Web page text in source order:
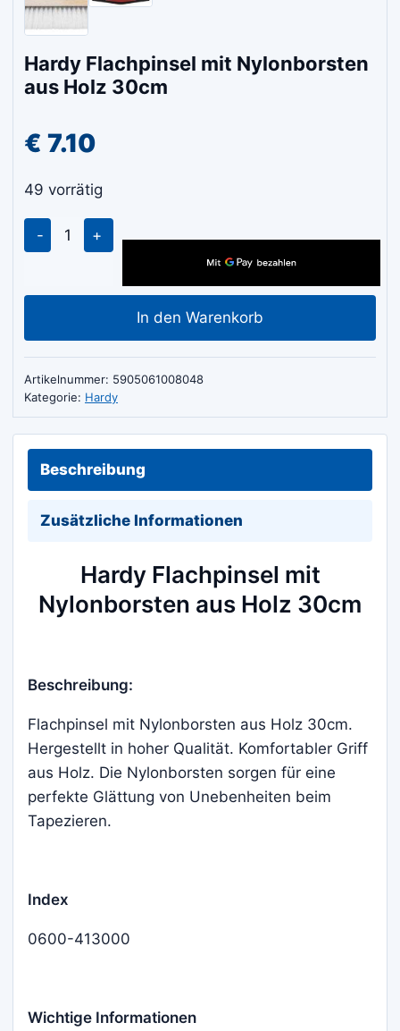
Hardy Flachpinsel mit Nylonborsten
aus Holz 30cm
€ 7.10
49 vorrätig
Hardy
Flachpinsel
Nylonborsten
30cm
Menge
In den Warenkorb
Artikelnummer: 5905061008048
Kategorie: Hardy
Beschreibung
Zusätzliche Informationen
Hardy Flachpinsel mit
Nylonborsten aus Holz 30cm
Beschreibung:
Flachpinsel mit Nylonborsten aus Holz 30cm.
Hergestellt in hoher Qualität. Komfortabler Griff
aus Holz. Die Nylonborsten sorgen für eine
perfekte Glättung von Unebenheiten beim
Tapezieren.
Index
0600-413000
Wichtige Informationen